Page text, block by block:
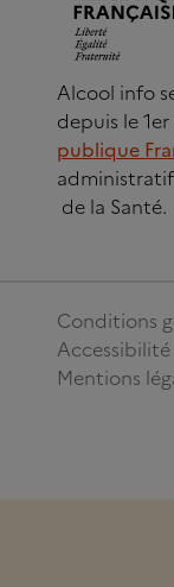
Alcool info
depuis le
publique
de la Santé.
Conditions
Mentions